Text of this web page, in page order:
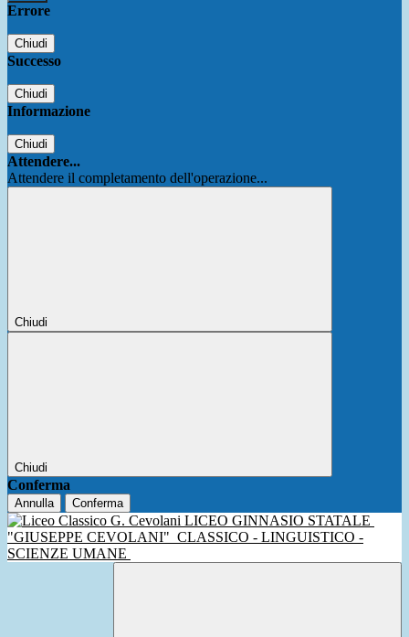
Errore
Chiudi
Successo
Chiudi
Informazione
Chiudi
Attendere...
Attendere il completamento dell'operazione...
Chiudi
Chiudi
Conferma
Annulla Conferma
LICEO GINNASIO STATALE
"GIUSEPPE CEVOLANI" CLASSICO - LINGUISTICO -
SCIENZE UMANE